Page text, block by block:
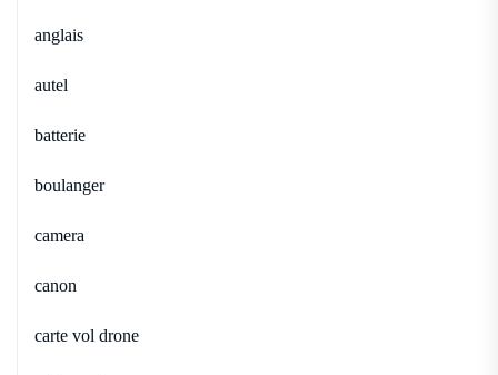
anglais
autel
batterie
boulanger
camera
canon
carte vol drone